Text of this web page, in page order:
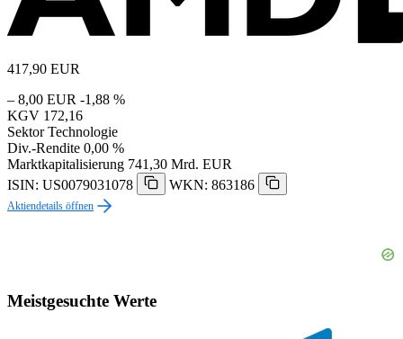
417,90 EUR
– 8,00 EUR -1,88 %
KGV 172,16
Sektor Technologie
Div.-Rendite 0,00 %
Marktkapitalisierung 741,30 Mrd. EUR
ISIN: US0079031078
WKN: 863186
Aktiendetails öffnen
Meistgesuchte Werte